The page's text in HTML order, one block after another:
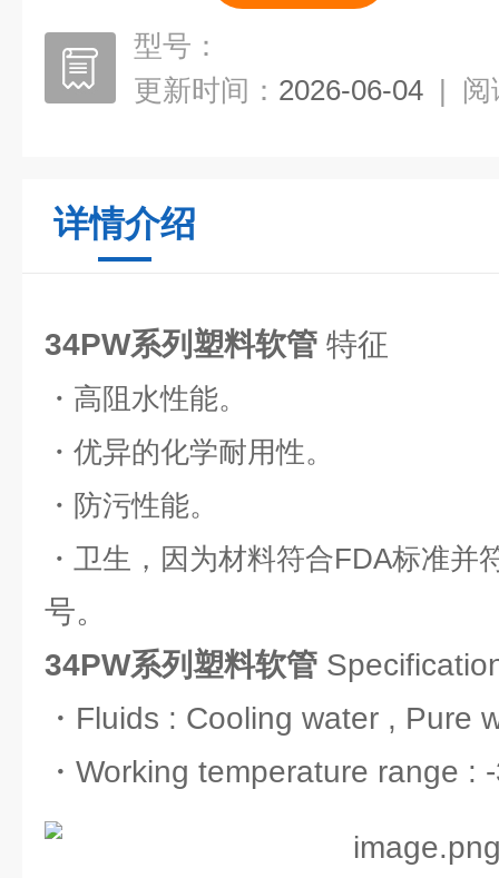
型号：
更新时间： 2026-06-04 | 阅
详情介绍
34PW系列塑料软管 特征
・高阻水性能。
・优异的化学耐用性。
・防污性能。
・卫生，因为材料符合FDA标准并
号。
34PW系列塑料软管
・Fluids : Cooling water , Pure
・Working temperature range